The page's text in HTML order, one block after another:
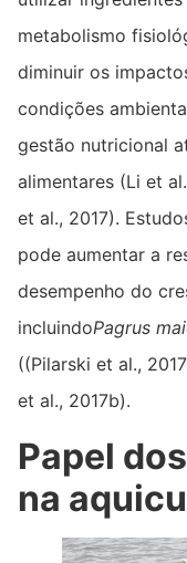
metabolismo
diminuir os
condições
gestão nutricional
alimentares (Li et
et al., 2017).
pode aumentar a
desempenho do
incluindoPagrus
((Pilarski et al.,
et al., 2017b).
Papel
na